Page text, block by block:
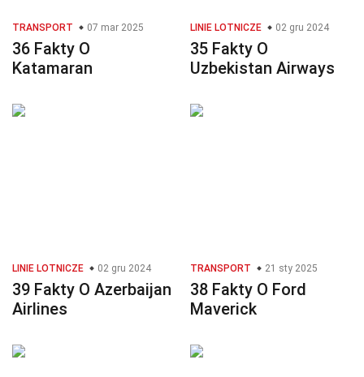
TRANSPORT 07 mar 2025
36 Fakty O
Katamaran
LINIE LOTNICZE 02 gru 2024
35 Fakty O
Uzbekistan Airways
LINIE LOTNICZE 02 gru 2024
39 Fakty O Azerbaijan
Airlines
TRANSPORT 21 sty 2025
38 Fakty O Ford
Maverick